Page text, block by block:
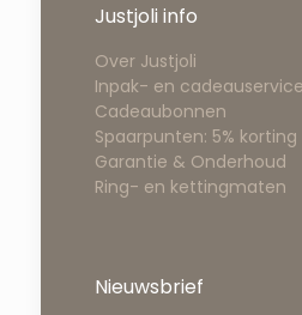
Justjoli info
Over Justjoli
Inpak- en cadeauservice
Cadeaubonnen
Spaarpunten: 5% korting
Garantie & Onderhoud
Ring- en kettingmaten
Nieuwsbrief